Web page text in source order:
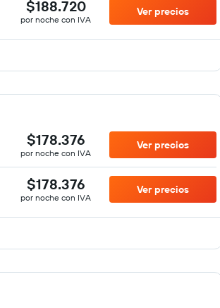
$188.720
por noche con IVA
Ver precios
$178.376
por noche con IVA
Ver precios
$178.376
por noche con IVA
Ver precios